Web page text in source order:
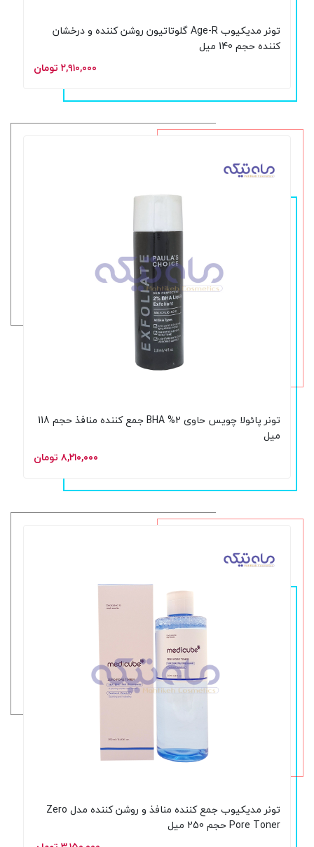
تونر مدیکیوب Age-R گلوتاتیون روشن کننده و درخشان
کننده حجم 140 میل
۲,۹۱۰,۰۰۰ تومان
تونر پائولا چویس حاوی 2% BHA جمع کننده منافذ حجم 118
میل
۸,۲۱۰,۰۰۰ تومان
تونر مدیکیوب جمع کننده منافذ و روشن کننده مدل Zero
Pore Toner حجم 250 میل